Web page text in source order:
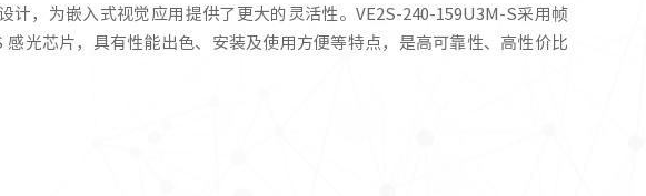
计，为嵌入式视觉应用提供了更大的灵活性。VE2S-240-159U3M-S采用帧
感光芯片，具有性能出色、安装及使用方便等特点，是高可靠性、高性价比